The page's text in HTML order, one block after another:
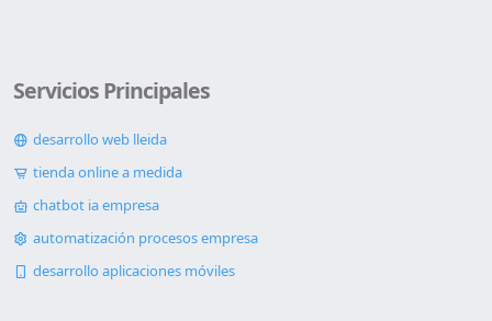
Servicios Principales
desarrollo web lleida
tienda online a medida
chatbot ia empresa
automatización procesos empresa
desarrollo aplicaciones móviles